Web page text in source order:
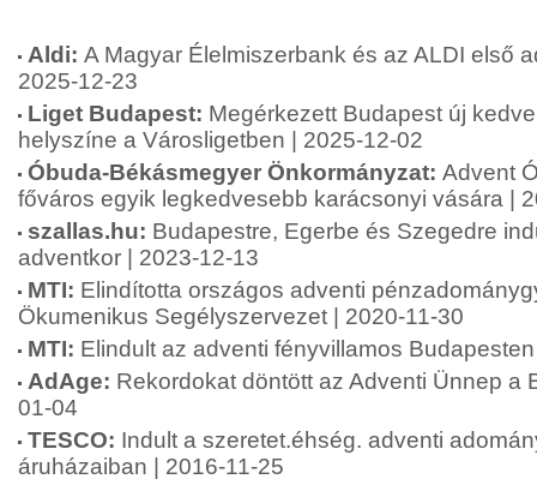
Aldi: A Magyar Élelmiszerbank és az ALDI első
2025-12-23
Liget Budapest: Megérkezett Budapest új
helyszíne a Városligetben | 2025-12-02
Óbuda-Békásmegyer Önkormányzat: Advent
főváros egyik legkedvesebb karácsonyi vására |
szallas.hu: Budapestre, Egerbe és Szegedre
adventkor | 2023-12-13
MTI: Elindította országos adventi
Ökumenikus Segélyszervezet | 2020-11-30
MTI: Elindult az adventi fényvillamos
AdAge: Rekordokat döntött az Adventi Ünnep a
01-04
TESCO: Indult a szeretet.éhség. adventi
áruházaiban | 2016-11-25